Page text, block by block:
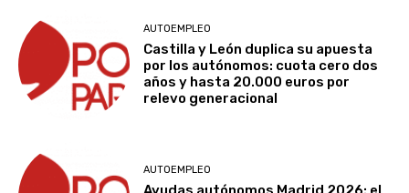
AUTOEMPLEO
Castilla y León duplica su apuesta
por los autónomos: cuota cero dos
años y hasta 20.000 euros por
relevo generacional
AUTOEMPLEO